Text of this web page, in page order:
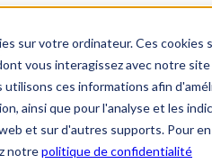
sur votre ordinateur. Ces
vous interagissez avec notre
utilisons ces informations afin
ainsi que pour l'analyse et les
et sur d'autres supports. Pour
notrepolitique de confidentialité